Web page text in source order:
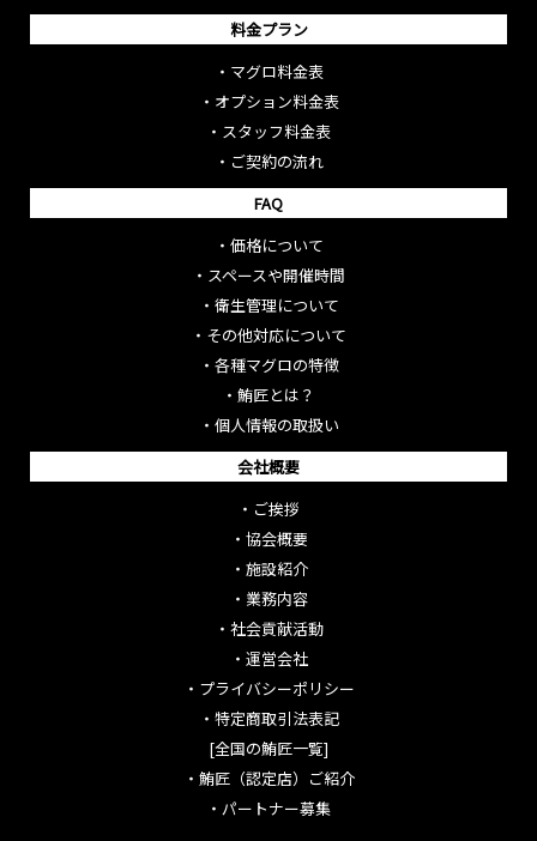
料金プラン
・ マグロ料金表
・ オプション料金表
・ スタッフ料金表
・ ご契約の流れ
FAQ
・ 価格について
・ スペースや開催時間
・ 衛生管理について
・ その他対応について
・ 各種マグロの特徴
・ 鮪匠とは？
・ 個人情報の取扱い
会社概要
・ ご挨拶
・ 協会概要
・ 施設紹介
・ 業務内容
・ 社会貢献活動
・ 運営会社
・ プライバシーポリシー
・ 特定商取引法表記
[全国の鮪匠一覧]
・ 鮪匠（認定店）ご紹介
・ パートナー募集